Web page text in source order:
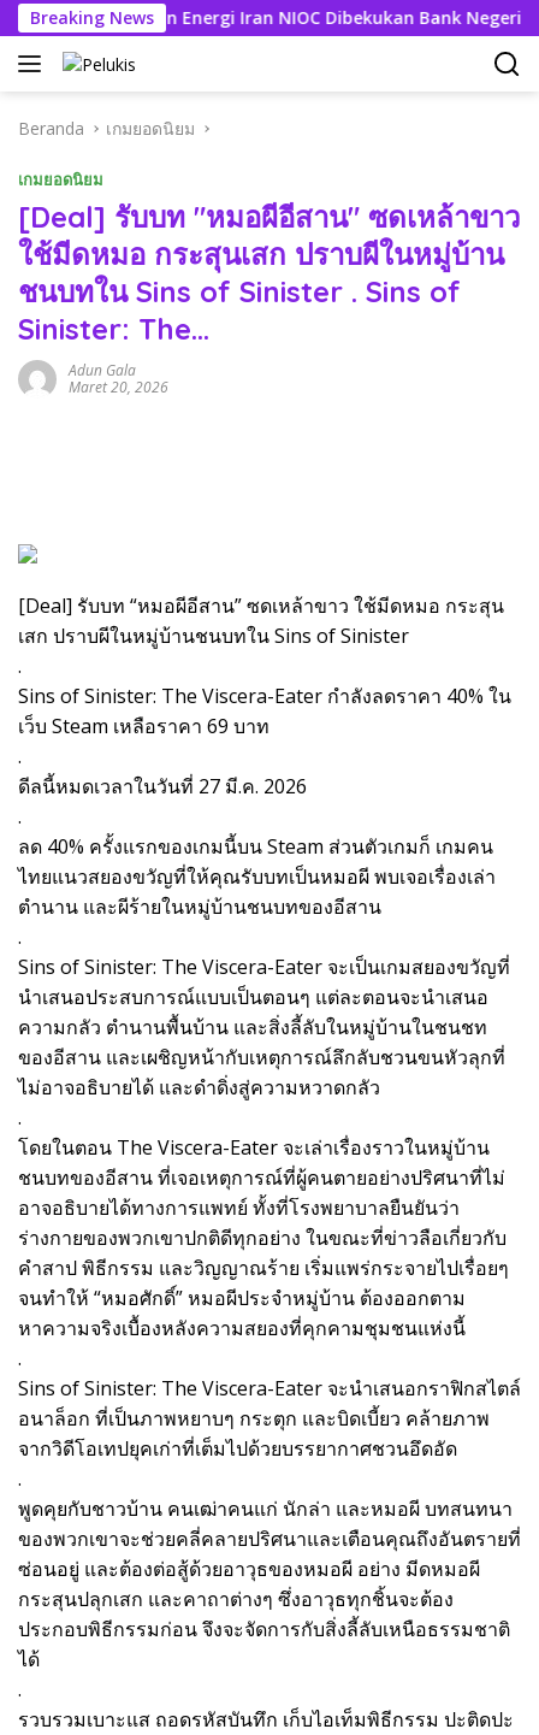
Langsung
ke
konten
Breaking News
Perusahaan Energi Iran NIOC Dibekukan Bank Negeri
Beranda เกมยอดนิยม
เกมยอดนิยม
[Deal] รับบท "หมอผีอีสาน" ซดเหล้าขาว
ใช้มีดหมอ กระสุนเสก ปราบผีในหมู่บ้าน
ชนบทใน Sins of Sinister . Sins of
Sinister: The…
Adun Gala
Maret 20, 2026
[Deal] รับบท “หมอผีอีสาน” ซดเหล้าขาว ใช้มีดหมอ กระสุน
เสก ปราบผีในหมู่บ้านชนบทใน Sins of Sinister
.
Sins of Sinister: The Viscera-Eater กำลังลดราคา 40% ใน
เว็บ Steam เหลือราคา 69 บาท
.
ดีลนี้หมดเวลาในวันที่ 27 มี.ค. 2026
.
ลด 40% ครั้งแรกของเกมนี้บน Steam ส่วนตัวเกมก็ เกมคน
ไทยแนวสยองขวัญที่ให้คุณรับบทเป็นหมอผี พบเจอเรื่องเล่า
ตำนาน และผีร้ายในหมู่บ้านชนบทของอีสาน
.
Sins of Sinister: The Viscera-Eater จะเป็นเกมสยองขวัญที่
นำเสนอประสบการณ์แบบเป็นตอนๆ แต่ละตอนจะนำเสนอ
ความกลัว ตำนานพื้นบ้าน และสิ่งลี้ลับในหมู่บ้านในชนชท
ของอีสาน และเผชิญหน้ากับเหตุการณ์ลึกลับชวนขนหัวลุกที่
ไม่อาจอธิบายได้ และดำดิ่งสู่ความหวาดกลัว
.
โดยในตอน The Viscera-Eater จะเล่าเรื่องราวในหมู่บ้าน
ชนบทของอีสาน ที่เจอเหตุการณ์ที่ผู้คนตายอย่างปริศนาที่ไม่
อาจอธิบายได้ทางการแพทย์ ทั้งที่โรงพยาบาลยืนยันว่า
ร่างกายของพวกเขาปกติดีทุกอย่าง ในขณะที่ข่าวลือเกี่ยวกับ
คำสาป พิธีกรรม และวิญญาณร้าย เริ่มแพร่กระจายไปเรื่อยๆ
จนทำให้ “หมอศักดิ์” หมอผีประจำหมู่บ้าน ต้องออกตาม
หาความจริงเบื้องหลังความสยองที่คุกคามชุมชนแห่งนี้
.
Sins of Sinister: The Viscera-Eater จะนำเสนอกราฟิกสไตล์
อนาล็อก ที่เป็นภาพหยาบๆ กระตุก และบิดเบี้ยว คล้ายภาพ
จากวิดีโอเทปยุคเก่าที่เต็มไปด้วยบรรยากาศชวนอึดอัด
.
พูดคุยกับชาวบ้าน คนเฒ่าคนแก่ นักล่า และหมอผี บทสนทนา
ของพวกเขาจะช่วยคลี่คลายปริศนาและเตือนคุณถึงอันตรายที่
ซ่อนอยู่ และต้องต่อสู้ด้วยอาวุธของหมอผี อย่าง มีดหมอผี
กระสุนปลุกเสก และคาถาต่างๆ ซึ่งอาวุธทุกชิ้นจะต้อง
ประกอบพิธีกรรมก่อน จึงจะจัดการกับสิ่งลี้ลับเหนือธรรมชาติ
ได้
.
รวบรวมเบาะแส ถอดรหัสบันทึก เก็บไอเท็มพิธีกรรม ปะติดปะ